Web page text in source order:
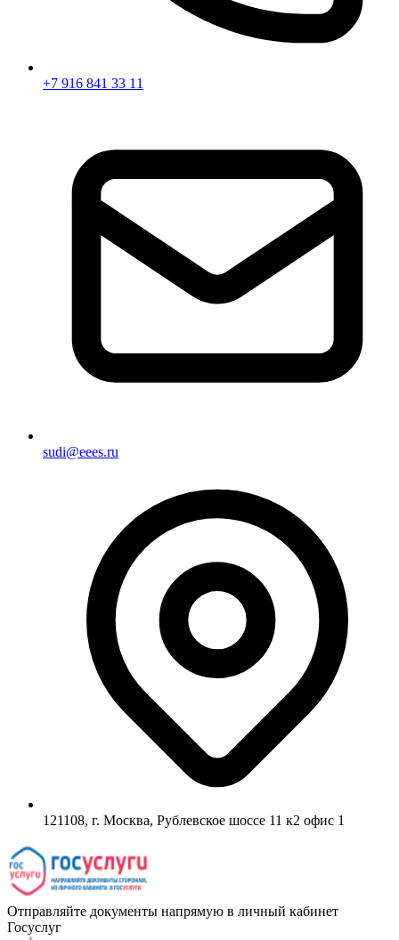
+7 916 841 33 11
sudi@eees.ru
121108, г. Москва, Рублевское шоссе 11 к2 офис 1
Отправляйте документы напрямую в личный кабинет
Госуслуг